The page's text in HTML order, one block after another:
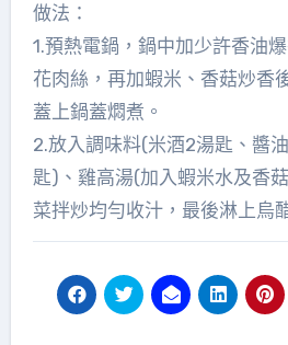
做法：
1.預熱電鍋，鍋中加少許香油
花肉絲，再加蝦米、香菇炒香
蓋上鍋蓋燜煮。
2.放入調味料(米酒2湯匙、醬
匙)、雞高湯(加入蝦米水及香
菜拌炒均勻收汁，最後淋上烏